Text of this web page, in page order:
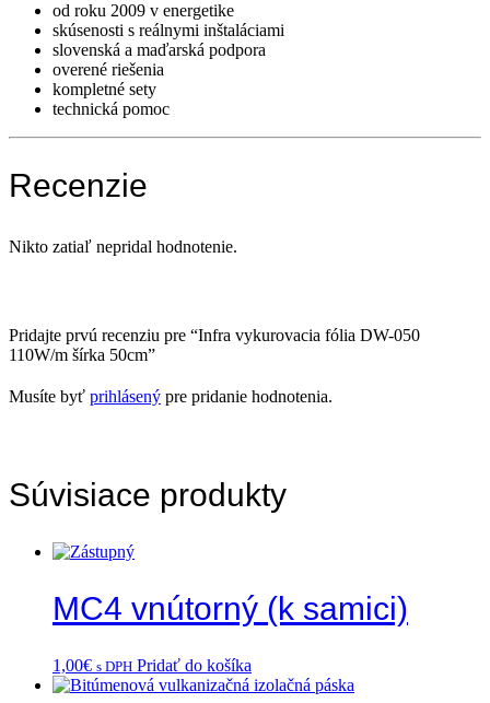
od roku 2009 v energetike
skúsenosti s reálnymi inštaláciami
slovenská a maďarská podpora
overené riešenia
kompletné sety
technická pomoc
Recenzie
Nikto zatiaľ nepridal hodnotenie.
Pridajte prvú recenziu pre “Infra vykurovacia fólia DW-050
110W/m šírka 50cm”
Musíte byť prihlásený pre pridanie hodnotenia.
Súvisiace produkty
MC4 vnútorný (k samici)
1,00€ s DPH Pridať do košíka